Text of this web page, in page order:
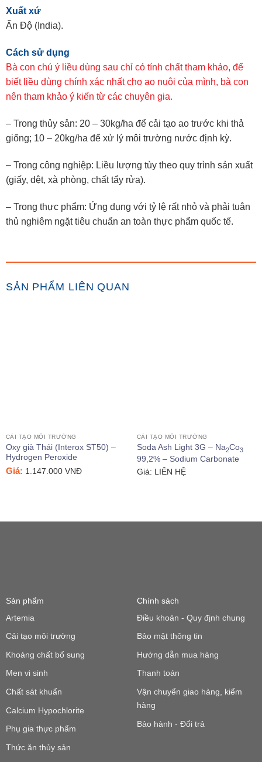
Xuất xứ
Ấn Độ (India).
Cách sử dụng
Bà con chú ý liều dùng sau chỉ có tính chất tham khảo, để
biết liều dùng chính xác nhất cho ao nuôi của mình, bà con
nên tham khảo ý kiến từ các chuyên gia.
– Trong thủy sản: 20 – 30kg/ha để cải tạo ao trước khi thả
giống; 10 – 20kg/ha để xử lý môi trường nước định kỳ.
– Trong công nghiệp: Liều lượng tùy theo quy trình sản xuất
(giấy, dệt, xà phòng, chất tẩy rửa).
– Trong thực phẩm: Ứng dụng với tỷ lệ rất nhỏ và phải tuân
thủ nghiêm ngặt tiêu chuẩn an toàn thực phẩm quốc tế.
SẢN PHẨM LIÊN QUAN
CẢI TẠO MÔI TRƯỜNG
Oxy già Thái (Interox ST50) –
Hydrogen Peroxide
Giá: 1.147.000 VNĐ
CẢI TẠO MÔI TRƯỜNG
Soda Ash Light 3G – Na2Co3
99,2% – Sodium Carbonate
Giá: LIÊN HỆ
Sản phẩm
Artemia
Cải tạo môi trường
Khoáng chất bổ sung
Men vi sinh
Chất sát khuẩn
Calcium Hypochlorite
Phụ gia thực phẩm
Thức ăn thủy sản
Chính sách
Điều khoản - Quy định chung
Bảo mật thông tin
Hướng dẫn mua hàng
Thanh toán
Vận chuyển giao hàng, kiểm
hàng
Bảo hành - Đổi trả